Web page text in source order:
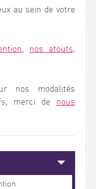
au sein de votre
, nos atouts,
nos modalités
merci de nous